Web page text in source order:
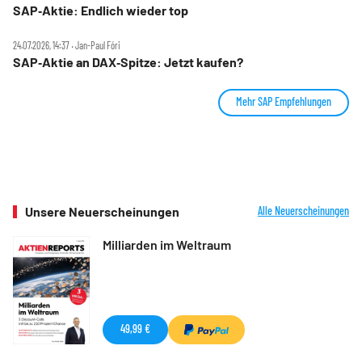
SAP‑Aktie: Endlich wieder top
24.07.2026, 14:37 ‧ Jan-Paul Fóri
SAP‑Aktie an DAX‑Spitze: Jetzt kaufen?
Mehr SAP Empfehlungen
Unsere Neuerscheinungen Alle Neuerscheinungen
Milliarden im Weltraum
49,99 €